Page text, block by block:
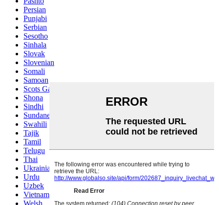
Persian
Punjabi
Serbian
Sesotho
Sinhala
Slovak
Slovenian
Somali
Samoan
Scots Gaelic
Shona
Sindhi
Sundanese
Swahili
Tajik
Tamil
Telugu
Thai
Ukrainian
Urdu
Uzbek
Vietnamese
Welsh